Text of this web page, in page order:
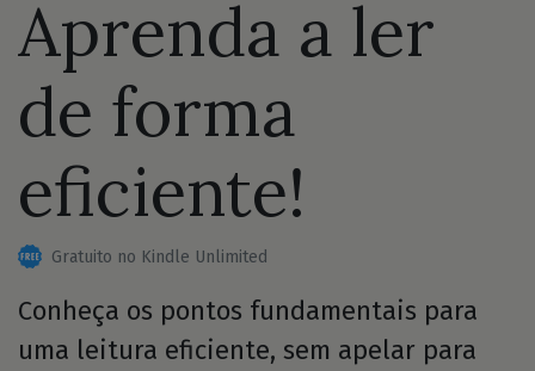
Aprenda a ler
de forma
eficiente!
Gratuito no Kindle Unlimited
Conheça os pontos fundamentais para
uma leitura eficiente, sem apelar para